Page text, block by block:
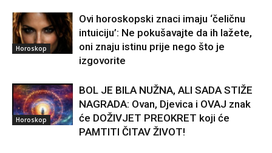
Horoskop
Ovi horoskopski znaci imaju ‘čeličnu
intuiciju’: Ne pokušavajte da ih lažete,
oni znaju istinu prije nego što je
izgovorite
Horoskop
BOL JE BILA NUŽNA, ALI SADA STIŽE
NAGRADA: Ovan, Djevica i OVAJ znak
će DOŽIVJET PREOKRET koji će
PAMTITI ČITAV ŽIVOT!